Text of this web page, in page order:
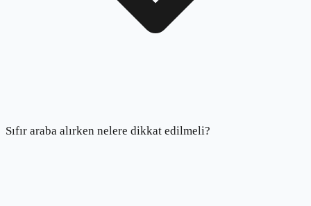
Sıfır araba alırken nelere dikkat edilmeli?